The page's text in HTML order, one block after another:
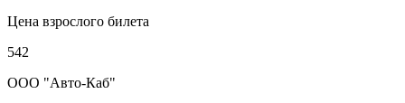
Цена взрослого билета
542
ООО "Авто-Каб"